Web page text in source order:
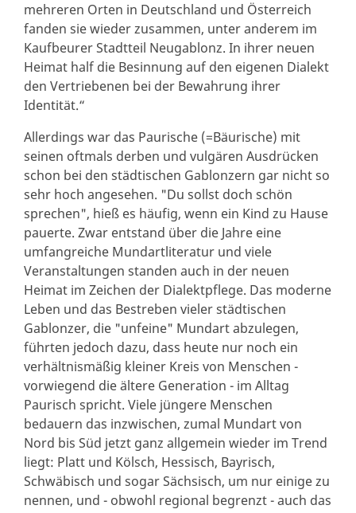
mehreren Orten in Deutschland und Österreich
fanden sie wieder zusammen, unter anderem im
Kaufbeurer Stadtteil Neugablonz. In ihrer neuen
Heimat half die Besinnung auf den eigenen Dialekt
den Vertriebenen bei der Bewahrung ihrer
Identität.“
Allerdings war das Paurische (=Bäurische) mit
seinen oftmals derben und vulgären Ausdrücken
schon bei den städtischen Gablonzern gar nicht so
sehr hoch angesehen. "Du sollst doch schön
sprechen", hieß es häufig, wenn ein Kind zu Hause
pauerte. Zwar entstand über die Jahre eine
umfangreiche Mundartliteratur und viele
Veranstaltungen standen auch in der neuen
Heimat im Zeichen der Dialektpflege. Das moderne
Leben und das Bestreben vieler städtischen
Gablonzer, die "unfeine" Mundart abzulegen,
führten jedoch dazu, dass heute nur noch ein
verhältnismäßig kleiner Kreis von Menschen -
vorwiegend die ältere Generation - im Alltag
Paurisch spricht. Viele jüngere Menschen
bedauern das inzwischen, zumal Mundart von
Nord bis Süd jetzt ganz allgemein wieder im Trend
liegt: Platt und Kölsch, Hessisch, Bayrisch,
Schwäbisch und sogar Sächsisch, um nur einige zu
nennen, und - obwohl regional begrenzt - auch das